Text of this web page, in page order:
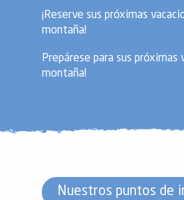
¡Reserve sus próximas
montaña!
Prepárese para sus próximas
montaña!
Nuestros puntos de